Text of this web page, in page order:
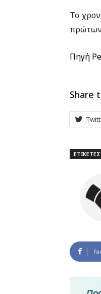
Το
πρώτων
Πηγή
Share
ΕΤΙΚΕΤΕΣ